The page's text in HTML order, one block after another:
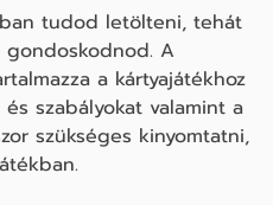
tudod letölteni, tehát
A
a kártyajátékhoz
szabályokat valamint a
szükséges kinyomtatni,